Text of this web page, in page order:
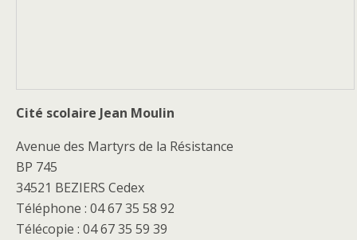
Cité scolaire Jean Moulin
Avenue des Martyrs de la Résistance
BP 745
34521 BEZIERS Cedex
Téléphone : 04 67 35 58 92
Télécopie : 04 67 35 59 39